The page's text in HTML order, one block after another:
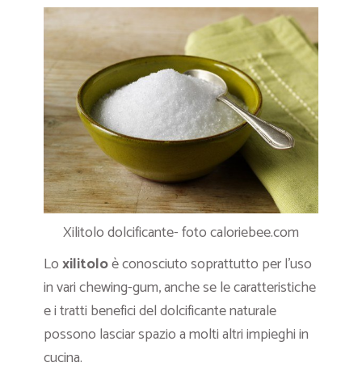
Xilitolo dolcificante- foto caloriebee.com
Loxilitoloè conosciuto soprattutto per l’uso
in vari chewing-gum, anche se le caratteristiche
e i tratti benefici del dolcificante naturale
possono lasciar spazio a molti altri impieghi in
cucina.